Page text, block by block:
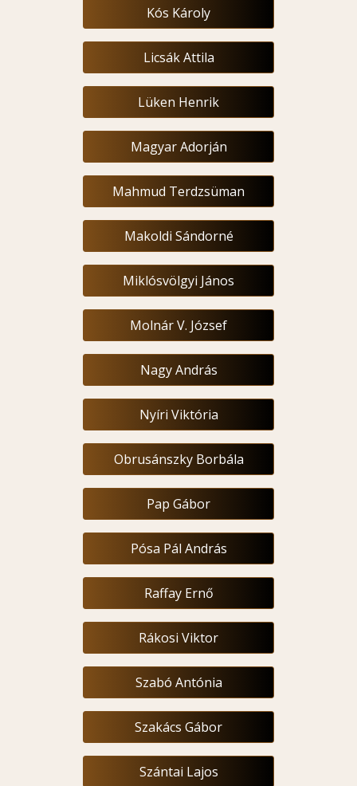
Kós Károly
Licsák Attila
Lüken Henrik
Magyar Adorján
Mahmud Terdzsüman
Makoldi Sándorné
Miklósvölgyi János
Molnár V. József
Nagy András
Nyíri Viktória
Obrusánszky Borbála
Pap Gábor
Pósa Pál András
Raffay Ernő
Rákosi Viktor
Szabó Antónia
Szakács Gábor
Szántai Lajos